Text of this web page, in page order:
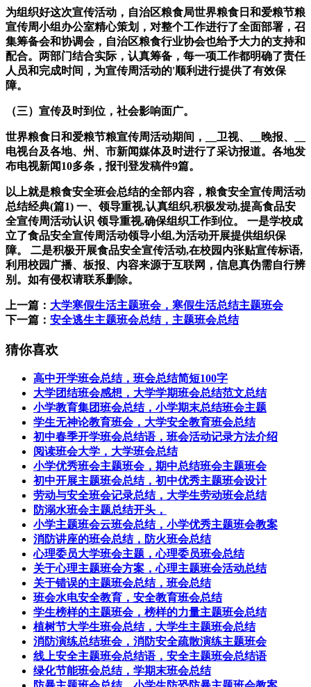
为组织好这次宣传活动，自治区粮食局世界粮食日和爱粮节粮
宣传周小组办公室精心策划，对整个工作进行了全面部署，召
集筹备会和协调会，自治区粮食行业协会也给予大力的支持和
配合。两部门结合实际，认真筹备，每一项工作都明确了责任
人员和完成时间，为宣传周活动的'顺利进行提供了有效保
障。
（三）宣传及时到位，社会影响面广。
世界粮食日和爱粮节粮宣传周活动期间，__卫视、__晚报、__
电视台及各地、州、市新闻媒体及时进行了采访报道。各地发
布电视新闻10多条，报刊登发稿件9篇。
以上就是粮食安全班会总结的全部内容，粮食安全宣传周活动
总结经典(篇1) 一、领导重视,认真组织,积极发动,提高食品安
全宣传周活动认识 领导重视,确保组织工作到位。 一是学校成
立了食品安全宣传周活动领导小组,为活动开展提供组织保
障。 二是积极开展食品安全宣传活动,在校园内张贴宣传标语,
利用校园广播、板报、内容来源于互联网，信息真伪需自行辨
别。如有侵权请联系删除。
上一篇： 大学寒假生活主题班会，寒假生活总结主题班会
下一篇： 安全逃生主题班会总结，主题班会总结
猜你喜欢
高中开学班会总结，班会总结简短100字
大学团结班会感想，大学学期班会总结范文总结
小学教育集团班会总结，小学期末总结班会主题
学生无神论教育班会，大学安全教育班会总结
初中春季开学班会总结语，班会活动记录方法介绍
阅读班会大学，大学班会总结
小学优秀班会主题班会，期中总结班会主题班会
初中开展主题班会总结，初中优秀主题班会设计
劳动与安全班会记录总结，大学生劳动班会总结
防溺水班会主题总结开头，
小学主题班会云班会总结，小学优秀主题班会教案
消防讲座的班会总结，防火班会总结
心理委员大学班会主题，心理委员班会总结
关于心理主题班会方案，心理主题班会活动总结
关于错误的主题班会总结，班会总结
班会水电安全教育，安全教育班会总结
学生榜样的主题班会，榜样的力量主题班会总结
植树节大学生班会总结，大学生主题班会总结
消防演练总结班会，消防安全疏散演练主题班会
线上安全主题班会总结语，安全主题班会总结语
绿化节能班会总结，学期末班会总结